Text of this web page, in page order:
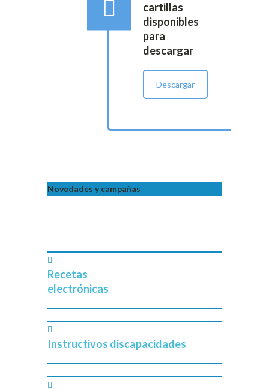
cartillas
disponibles
para
descargar
Descargar
Novedades y campañas
Recetas
electrónicas
Instructivos discapacidades